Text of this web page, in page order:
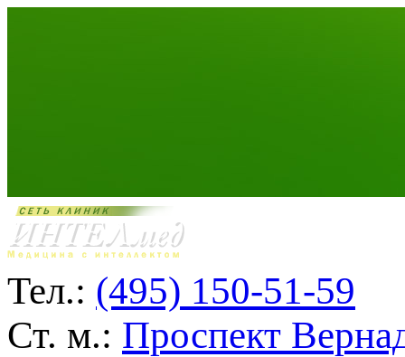
Тел.: (495) 150-51-59
Ст. м.: Проспект